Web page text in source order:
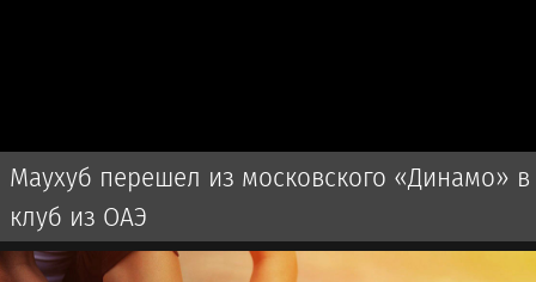
Маухуб перешел из московского «Динамо» в
клуб из ОАЭ